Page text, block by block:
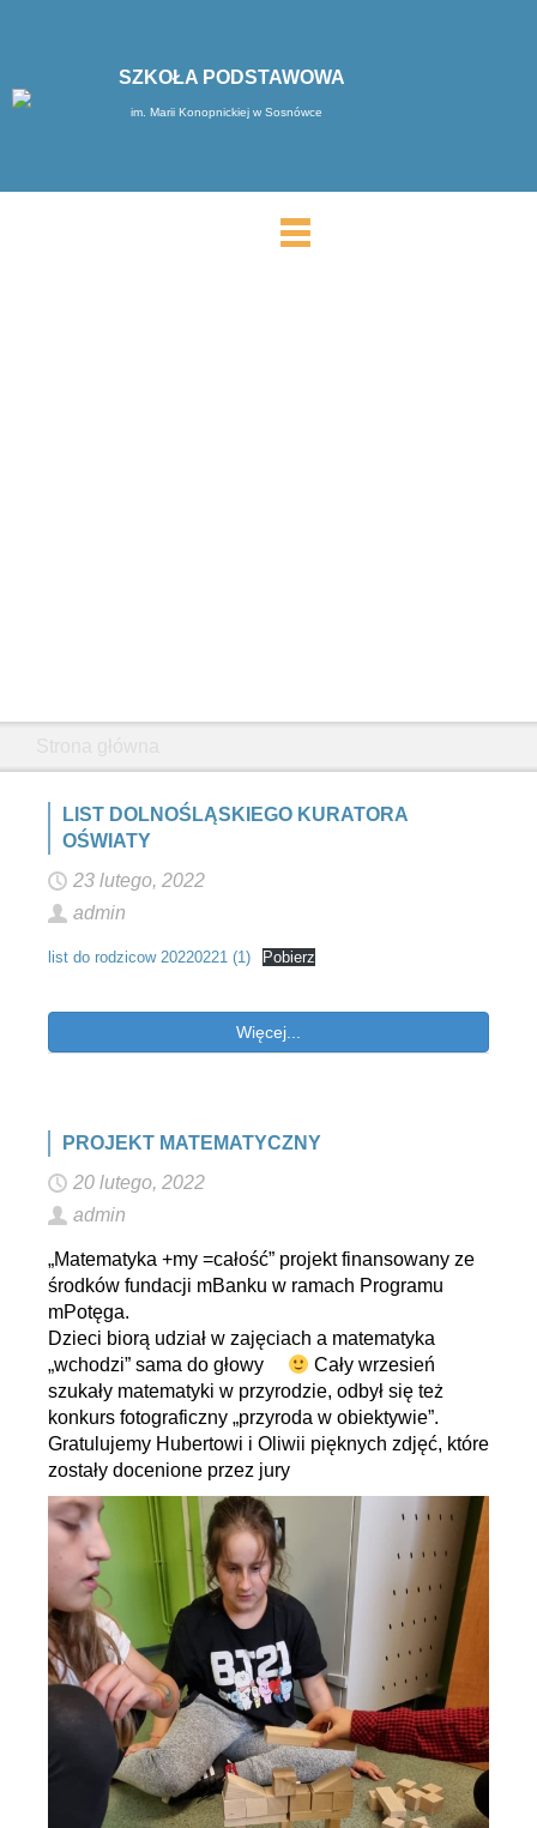
SZKOŁA PODSTAWOWA
im. Marii Konopnickiej w Sosnówce
LIST DOLNOŚLĄSKIEGO KURATORA
OŚWIATY
23 lutego, 2022
admin
list do rodzicow 20220221 (1) Pobierz
Więcej...
PROJEKT MATEMATYCZNY
20 lutego, 2022
admin
„Matematyka +my =całość” projekt finansowany ze
środków fundacji mBanku w ramach Programu
mPotęga.
Dzieci biorą udział w zajęciach a matematyka
„wchodzi” sama do głowy
Cały wrzesień
szukały matematyki w przyrodzie, odbył się też
konkurs fotograficzny „przyroda w obiektywie”.
Gratulujemy Hubertowi i Oliwii pięknych zdjęć, które
zostały docenione przez jury